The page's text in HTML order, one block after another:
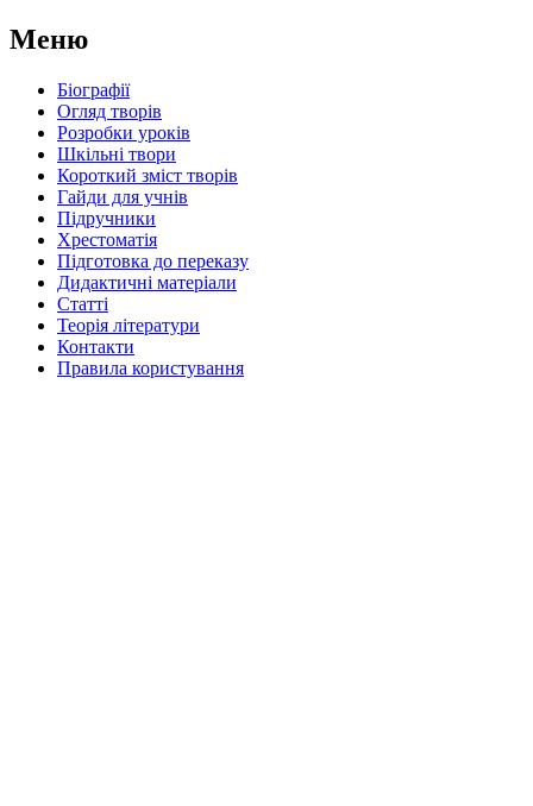
Меню
Біографії
Огляд творів
Розробки уроків
Шкільні твори
Короткий зміст творів
Гайди для учнів
Підручники
Хрестоматія
Підготовка до переказу
Дидактичні матеріали
Статті
Теорія літератури
Контакти
Правила користування